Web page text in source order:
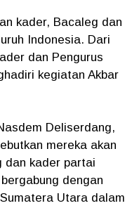
kader, Bacaleg dan
Indonesia. Dari
dan Pengurus
kegiatan Akbar
Deliserdang,
mereka akan
dan kader partai
dengan
Utara dalam